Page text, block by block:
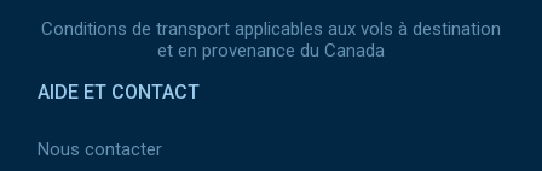
Conditions de transport applicables aux vols à destination
et en provenance du Canada
AIDE ET CONTACT
Nous contacter